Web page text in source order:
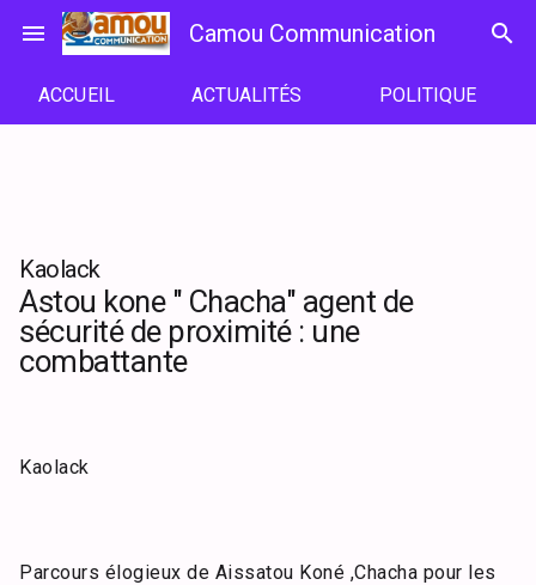
menu Camou Communication search
ACCUEIL ACTUALITÉS POLITIQUE
Kaolack
Astou kone " Chacha" agent de
sécurité de proximité : une
combattante
Kaolack
Parcours élogieux de Aissatou Koné ,Chacha pour les